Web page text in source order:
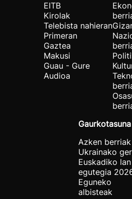
EITB
Kirolak
Telebista nahieran
Primeran
Gaztea
Makusi
Guau - Gure
Audioa
Gaurkotasuna
Azken berriak
Ukrainako
Euskadiko lan
egutegia
Eguneko
albisteak